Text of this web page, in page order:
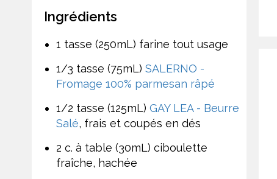
Ingrédients
1 tasse (250mL) farine tout usage
1/3 tasse (75mL) SALERNO -
Fromage 100% parmesan râpé
1/2 tasse (125mL) GAY LEA - Beurre
Salé, frais et coupés en dés
2 c. à table (30mL) ciboulette
fraîche, hachée